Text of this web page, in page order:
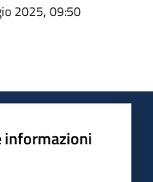
2025, 09:50
informazioni